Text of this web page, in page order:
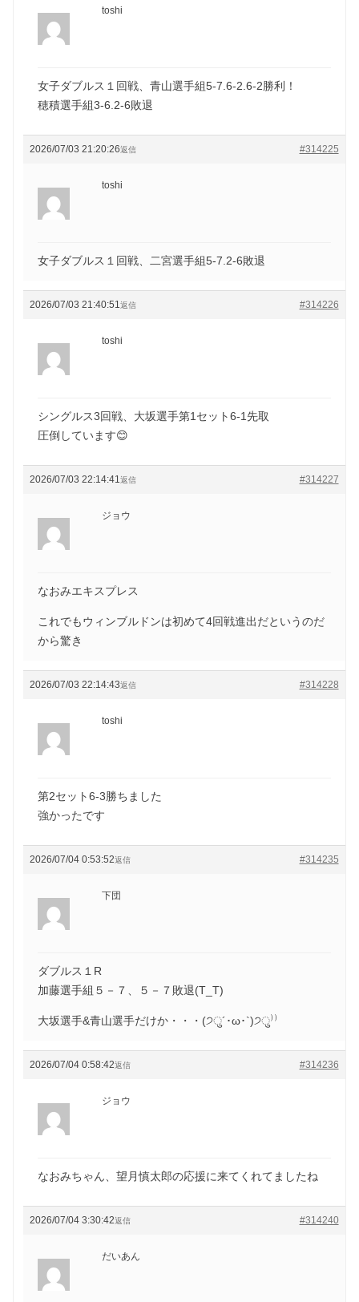
toshi
女子ダブルス１回戦、青山選手組5-7.6-2.6-2勝利！
穂積選手組3-6.2-6敗退
2026/07/03 21:20:26 #314225
返信
toshi
女子ダブルス１回戦、二宮選手組5-7.2-6敗退
2026/07/03 21:40:51 #314226
返信
toshi
シングルス3回戦、大坂選手第1セット6-1先取
圧倒しています😊
2026/07/03 22:14:41 #314227
返信
ジョウ
なおみエキスプレス
これでもウィンブルドンは初めて4回戦進出だというのだ
から驚き
2026/07/03 22:14:43 #314228
返信
toshi
第2セット6-3勝ちました
強かったです
2026/07/04 0:53:52 #314235
返信
下団
ダブルス１R
加藤選手組５－７、５－７敗退(T_T)
大坂選手&青山選手だけか・・・(੭ु´･ω･`)੭ु⁾⁾
2026/07/04 0:58:42 #314236
返信
ジョウ
なおみちゃん、望月慎太郎の応援に来てくれてましたね
2026/07/04 3:30:42 #314240
返信
だいあん